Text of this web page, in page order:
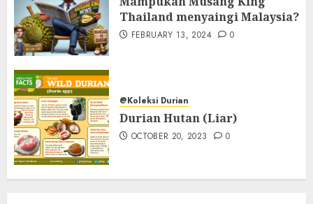
Thailand menyaingi Malaysia?
FEBRUARY 13, 2024 0
@Koleksi Durian
Durian Hutan (Liar)
OCTOBER 20, 2023 0